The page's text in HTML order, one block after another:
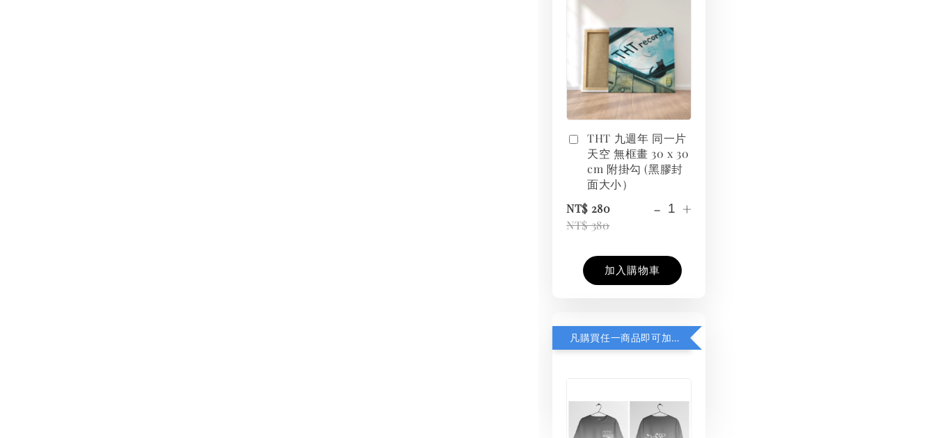
THT 九週年 同一片
天空 無框畫 30 x 30
cm 附掛勾 (黑膠封
面大小）
NT$ 280
NT$ 380
- +
加入購物車
凡購買任一商品即可加購 THT 九週年紀念 T-shirt